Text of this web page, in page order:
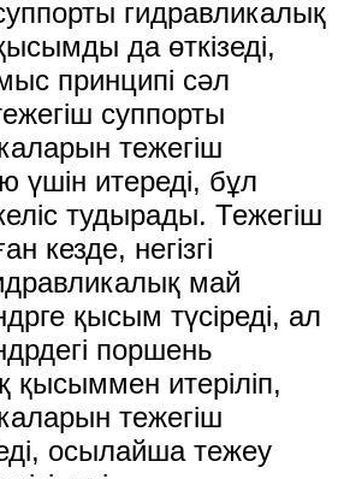
гидравликалық
да өткізеді,
принципі сәл
суппорты
тежегіш
үшін итереді, бұл
тудырады. Тежегіш
кезде, негізгі
май
қысым түсіреді, ал
поршень
қысыммен итеріліп,
тежегіш
осылайша тежеу